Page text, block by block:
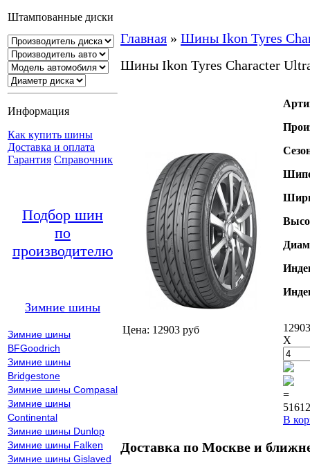
Штампованные диски
Информация
Как купить шины
Доставка и оплата
Гарантия Справочник
Подбор шин
по
производителю
Зимние шины
Зимние шины
BFGoodrich
Зимние шины
Bridgestone
Зимние шины Compasal
Зимние шины
Continental
Зимние шины Dunlop
Зимние шины Falken
Зимние шины Gislaved
Главная » Шины Ikon Tyres
Шины Ikon Tyres Character
Цена: 12903 руб
X
=
В
Доставка по Москве и